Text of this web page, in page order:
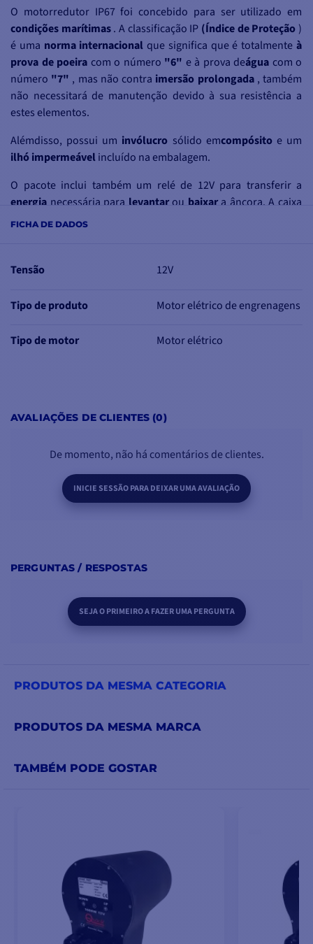
FICHA DE DADOS
Tensão 12V
Tipo de produto Motor elétrico de engrenagens
Tipo de motor Motor elétrico
O motorredutor IP67 foi concebido para ser utilizado em
condições marítimas. A classificação IP (Índice de Proteção )
é uma norma internacional que significa que é totalmenteà
prova de poeira com o número "6" e à prova deágua com o
número "7" , mas não contra imersão prolongada , também
não necessitará de manutenção devido à sua resistência a
estes elementos.
Alémdisso, possui um invólucro sólido emcompósito e um
ilhó impermeávelincluído na embalagem.
O pacote inclui também um relé de 12V para transferir a
energia necessária para levantarou baixara âncora. A caixa
recebe osinal dos
oucurto-circuito
do mecanismo.
O relé é composto por
interruptores remotos
interruptores electromagnéticosencerrados numinvólucro
68120035:motoredutor + relé para molinete VX3 12V
CONTEÚDO DA CAIXA :
1 - Relé de 12V
AVALIAÇÕES DE CLIENTES (0)
De momento, não há comentários de clientes.
INICIE SESSÃO PARA DEIXAR UMA AVALIAÇÃO
PERGUNTAS / RESPOSTAS
SEJA O PRIMEIRO A FAZER UMA PERGUNTA
PRODUTOS DA MESMA CATEGORIA
PRODUTOS DA MESMA MARCA
TAMBÉM PODE GOSTAR